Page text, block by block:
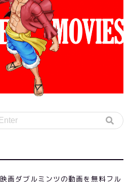
映画ダブルミンツの動画を無料フル